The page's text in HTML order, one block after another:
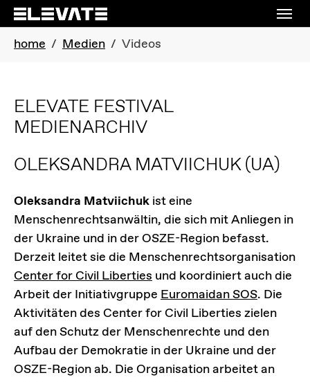
Skip to main navigation
Skip to main content
Skip to page footer
You are here:
home Medien Videos
ELEVATE FESTIVAL
MEDIENARCHIV
OLEKSANDRA MATVIICHUK(UA)
Oleksandra Matviichuk ist eine
Menschenrechtsanwältin, die sich mit Anliegen in
der Ukraine und in der OSZE-Region befasst.
Derzeit leitet sie die Menschenrechtsorganisation
Center for Civil Liberties und koordiniert auch die
Arbeit der Initiativgruppe Euromaidan SOS. Die
Aktivitäten des Center for Civil Liberties zielen
auf den Schutz der Menschenrechte und den
Aufbau der Demokratie in der Ukraine und der
OSZE-Region ab. Die Organisation arbeitet an